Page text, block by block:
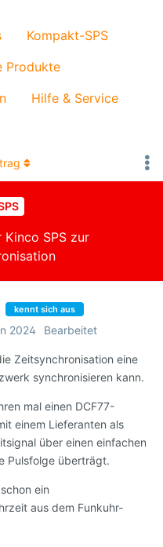
Kompakt-SPS
Produkte
Hilfe & Service
SPS zur
kennt sich aus
2024 Bearbeitet
Zeitsynchronisation eine
synchronisieren kann.
mal einen DCF77-
einem Lieferanten als
über einen einfachen
Pulsfolge überträgt.
ein
aus dem Funkuhr-